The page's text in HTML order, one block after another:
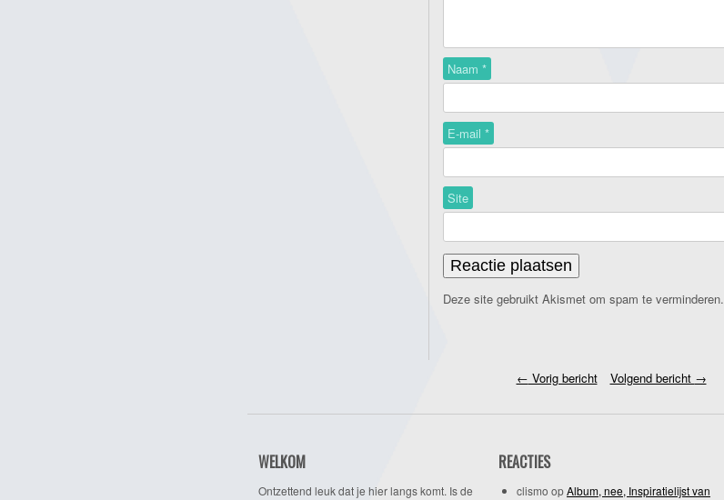
Naam *
E-mail *
Site
Deze site gebruikt Akismet om spam te verminderen.
← Vorig bericht Volgend bericht →
WELKOM
Ontzettend leuk dat je hier langs komt. Is de
REACTIES
clismo opAlbum, nee, Inspiratielijst van